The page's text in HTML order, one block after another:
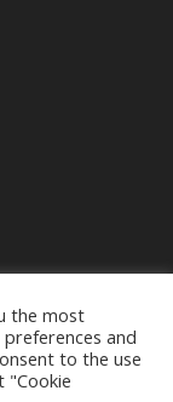
the most
and
to the use
"Cookie